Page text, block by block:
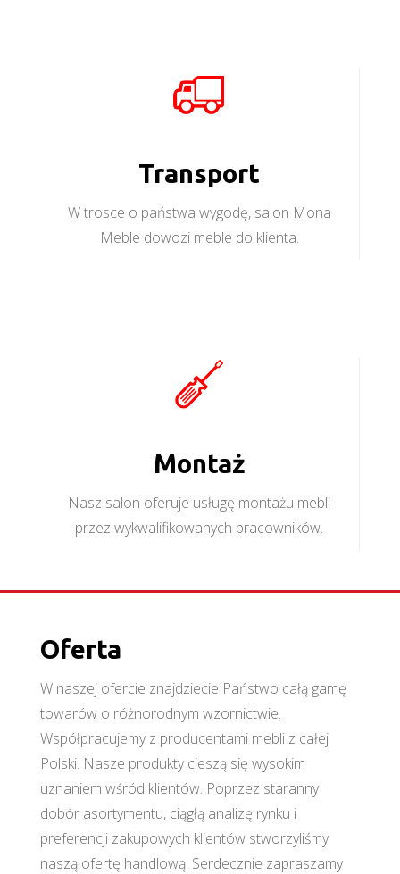
Transport
W trosce o państwa wygodę, salon Mona
Meble dowozi meble do klienta.
Montaż
Nasz salon oferuje usługę montażu mebli
przez wykwalifikowanych pracowników.
Oferta
W naszej ofercie znajdziecie Państwo całą gamę
towarów o różnorodnym wzornictwie.
Współpracujemy z producentami mebli z całej
Polski. Nasze produkty cieszą się wysokim
uznaniem wśród klientów. Poprzez staranny
dobór asortymentu, ciągłą analizę rynku i
preferencji zakupowych klientów stworzyliśmy
naszą ofertę handlową. Serdecznie zapraszamy